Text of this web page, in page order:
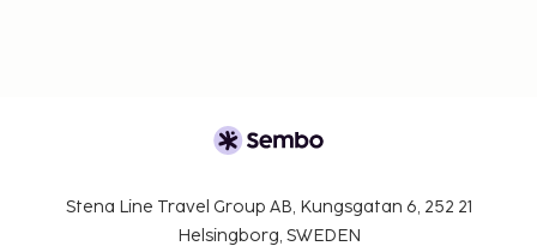
Stena Line Travel Group AB, Kungsgatan 6, 252 21
Helsingborg, SWEDEN